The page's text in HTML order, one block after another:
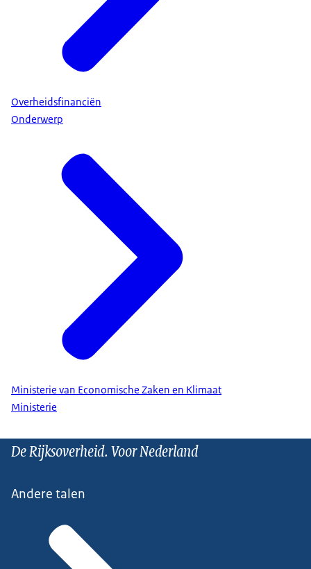
Overheidsfinanciën
Onderwerp
Ministerie van Economische Zaken en Klimaat
Ministerie
De Rijksoverheid. Voor Nederland
Andere talen